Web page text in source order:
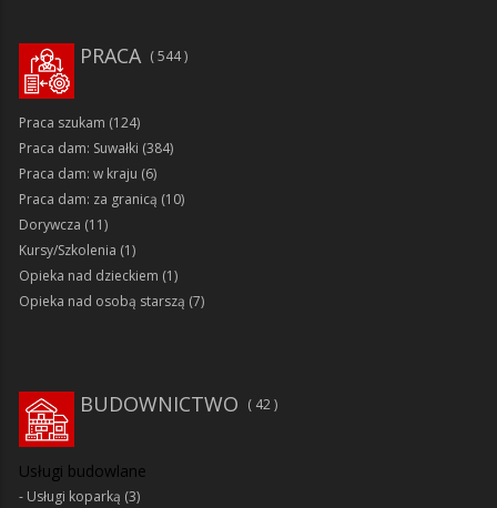
PRACA 544
Praca szukam (124)
Praca dam: Suwałki (384)
Praca dam: w kraju (6)
Praca dam: za granicą (10)
Dorywcza (11)
Kursy/Szkolenia (1)
Opieka nad dzieckiem (1)
Opieka nad osobą starszą (7)
BUDOWNICTWO 42
Usługi budowlane
Usługi koparką (3)